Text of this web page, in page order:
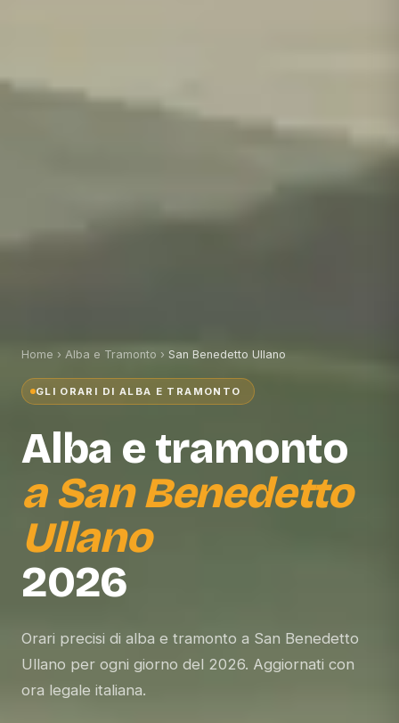
Home › Alba e Tramonto › San Benedetto Ullano
GLI ORARI DI ALBA E TRAMONTO
Alba e tramonto
a San Benedetto
Ullano
2026
Orari precisi di alba e tramonto a San Benedetto
Ullano per ogni giorno del 2026. Aggiornati con
ora legale italiana.